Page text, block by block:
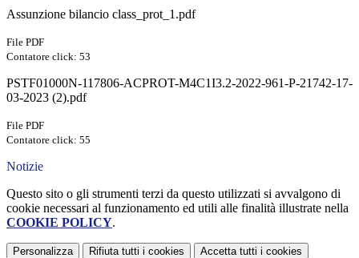
Assunzione bilancio class_prot_1.pdf
File PDF
Contatore click: 53
PSTF01000N-117806-ACPROT-M4C1I3.2-2022-961-P-21742-17-
03-2023 (2).pdf
File PDF
Contatore click: 55
Notizie
Questo sito o gli strumenti terzi da questo utilizzati si avvalgono di
cookie necessari al funzionamento ed utili alle finalità illustrate nella
COOKIE POLICY.
Personalizza Rifiuta tutti i cookies Accetta tutti i cookies